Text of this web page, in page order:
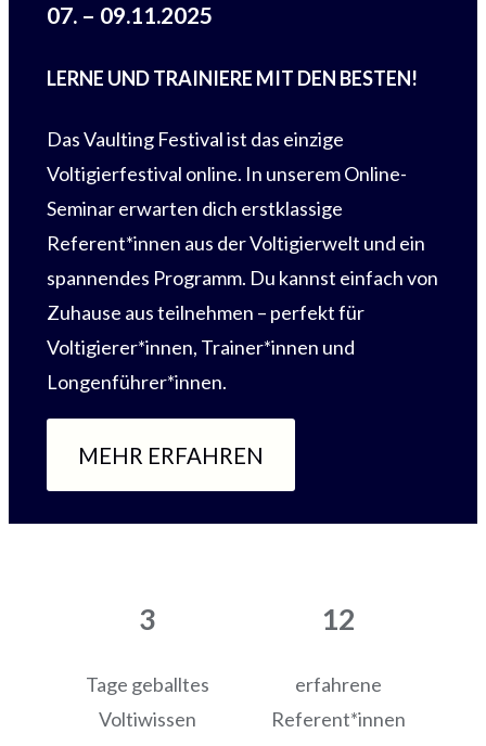
07. – 09.11.2025
LERNE UND TRAINIERE MIT DEN BESTEN!
Das Vaulting Festival ist das einzige
Voltigierfestival online. In unserem Online-
Seminar erwarten dich erstklassige
Referent*innen aus der Voltigierwelt und ein
spannendes Programm. Du kannst einfach von
Zuhause aus teilnehmen – perfekt für
Voltigierer*innen, Trainer*innen und
Longenführer*innen.
MEHR ERFAHREN
3
Tage geballtes
Voltiwissen
12
erfahrene
Referent*innen